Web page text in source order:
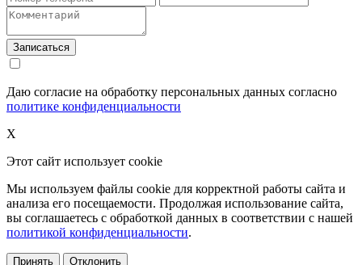
Записаться
Даю согласие на обработку персональных данных согласно
политике конфиденциальности
X
Этот сайт использует cookie
Мы используем файлы cookie для корректной работы сайта и
анализа его посещаемости. Продолжая использование сайта,
вы соглашаетесь с обработкой данных в соответствии с нашей
политикой конфиденциальности.
Принять Отклонить